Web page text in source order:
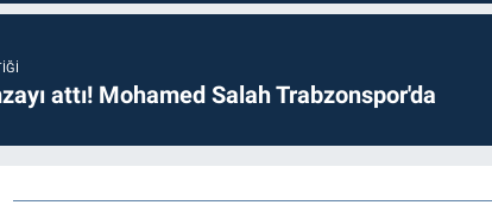
attı! Mohamed Salah Trabzonspor'da